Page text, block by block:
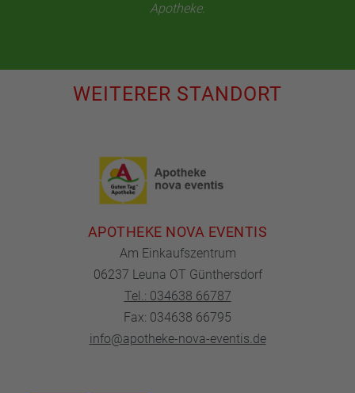
Apotheke.
WEITERER STANDORT
APOTHEKE NOVA EVENTIS
Am Einkaufszentrum
06237 Leuna OT Günthersdorf
Tel.: 034638 66787
Fax: 034638 66795
info@apotheke-nova-eventis.de